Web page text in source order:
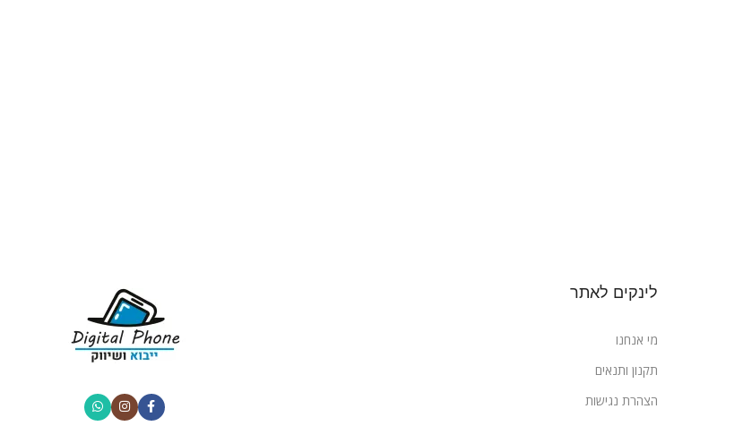
לינקים לאתר
מי אנחנו
תקנון ותנאים
הצהרת נגישות